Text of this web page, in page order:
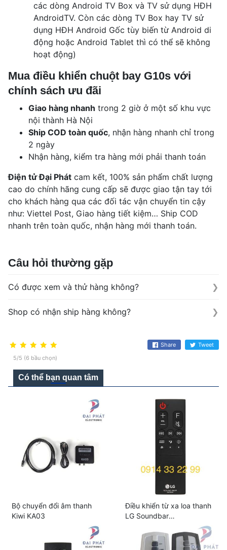
các dòng Android TV Box và TV sử dụng HĐH
AndroidTV. Còn các dòng TV Box hay TV sử
dụng HĐH Android Gốc tùy biến từ Android di
động hoặc Android Tablet thì có thể sẽ không
hoạt động)
Mua điều khiển chuột bay G10s với
chính sách ưu đãi
Giao hàng nhanh trong 2 giờ ở một số khu vực
nội thành Hà Nội
Ship COD toàn quốc, nhận hàng nhanh chỉ trong
2 ngày
Nhận hàng, kiểm tra hàng mới phải thanh toán
Điện tử Đại Phát cam kết, 100% sản phẩm chất lượng
cao do chính hãng cung cấp sẽ được giao tận tay tới
cho khách hàng qua các đối tác vận chuyển tin cậy
như: Viettel Post, Giao hàng tiết kiệm… Ship COD
nhanh trên toàn quốc, nhận hàng mới thanh toán.
Câu hỏi thường gặp
Có được xem và thử hàng không?
Shop có nhận ship hàng không?
5/5 (6 bầu chọn)
Share Tweet
Có thể bạn quan tâm
Bộ chuyển đổi âm thanh
Kiwi KA03
Điều khiển từ xa loa thanh
LG Soundbar